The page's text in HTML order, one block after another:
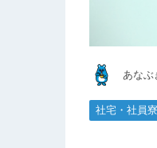
あなぶ
社宅・社員